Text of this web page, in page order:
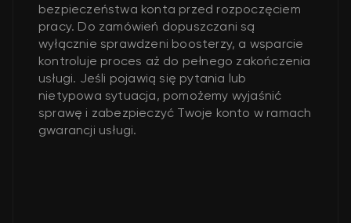
bezpieczeństwa konta przed rozpoczęciem
pracy. Do zamówień dopuszczani są
wyłącznie sprawdzeni boosterzy, a wsparcie
kontroluje proces aż do pełnego zakończenia
usługi. Jeśli pojawią się pytania lub
nietypowa sytuacja, pomożemy wyjaśnić
sprawę i zabezpieczyć Twoje konto w ramach
gwarancji usługi.